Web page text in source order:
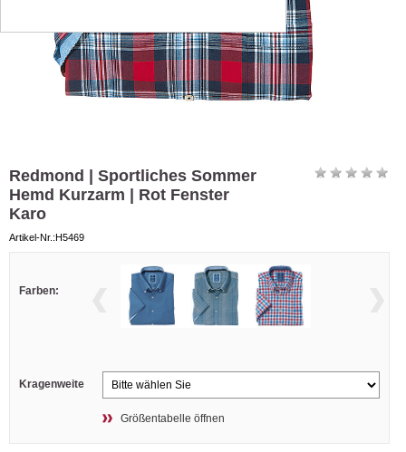
Redmond | Sportliches Sommer
Hemd Kurzarm | Rot Fenster
Karo
Artikel-Nr.:H5469
Farben:
Kragenweite
Größentabelle öffnen